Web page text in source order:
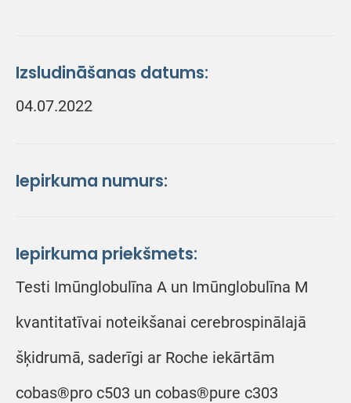
Izsludināšanas datums:
04.07.2022
Iepirkuma numurs:
Iepirkuma priekšmets:
Testi Imūnglobulīna A un Imūnglobulīna M
kvantitatīvai noteikšanai cerebrospinālajā
šķidrumā, saderīgi ar Roche iekārtām
cobas®pro c503 un cobas®pure c303